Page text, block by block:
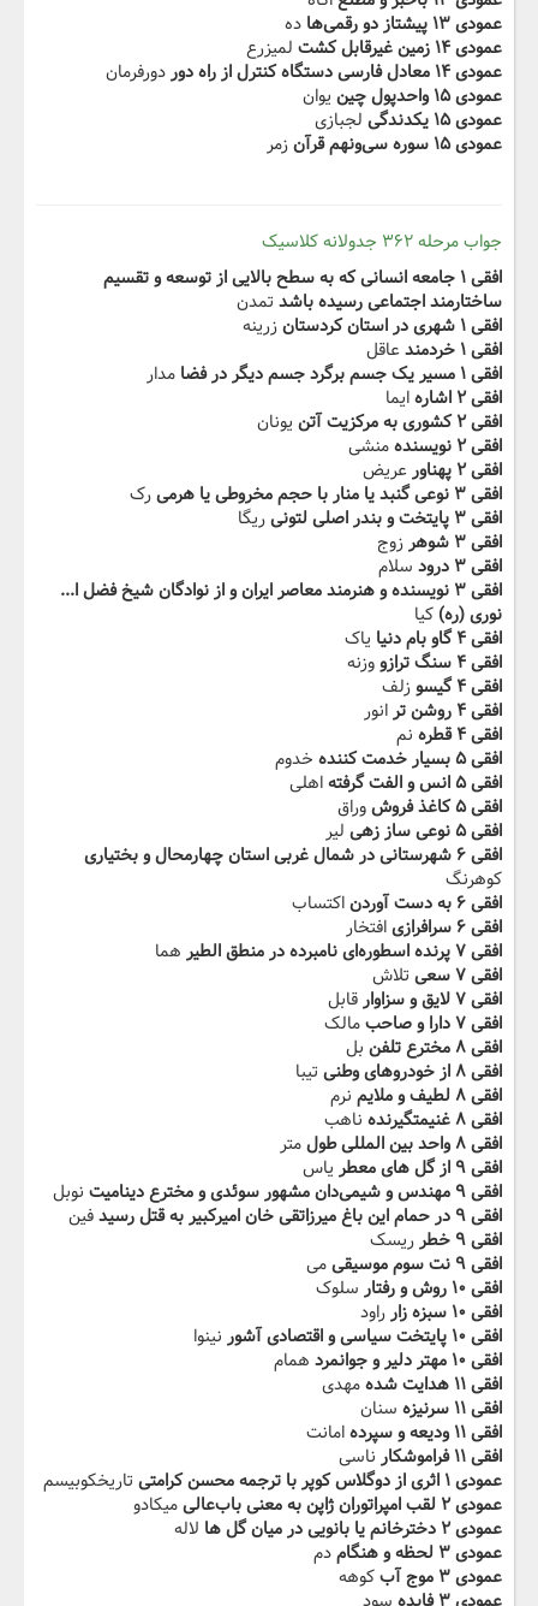
عمودی ۱۳ پیشتاز دو رقمى‌ها‬‫
ده
عمودی ۱۴ زمین غیرقابل کشت
لمیزرع
عمودی ۱۴ معادل فارسى دستگاه‬‫ کنترل از راه دور
دورفرمان
عمودی ۱۵ واحدپول چین
یوان
عمودی ۱۵ یکدندگى
لجبازی
عمودی ۱۵ ‬‫سوره سى‌ونهم قرآن
زمر
جواب مرحله ۳۶۲ جدولانه کلاسیک
ساختارمند اجتماعی رسیده باشد تمدن
افقی ۱ شهری در استان کردستان‬‫
زرینه
افقی ۱ خردمند
عاقل
افقی ۱ مسیر یک جسم برگرد جسم دیگر در فضا
مدار
افقی ۲ اشاره
ایما
افقی ۲ ‬‫کشوری به مرکزیت آتن
یونان
افقی ۲ نویسنده
منشی
افقی ۲ پهناور
عریض
افقی ۳ نوعی گنبد یا منار‬‫ با حجم مخروطی یا هرمی
رک
افقی ۳ پایتخت و بندر اصلی لتونی
ریگا
افقی ۳ شوهر
زوج
افقی ۳ ‬‫درود
سلام
نوری (ره) کیا
افقی ۴ گاو بام دنیا
یاک
افقی ۴ سنگ ترازو
وزنه
افقی ۴ گیسو
زلف
افقی ۴ روشن تر
انور
افقی ۴ قطره
نم
افقی ۵ بسیار خدمت کننده
خدوم
افقی ۵ انس و الفت گرفته
اهلی
افقی ۵ کاغذ فروش
وراق
افقی ۵ نوعی‬‫ ساز زهی
لیر
افقی ۶ شهرستانی در شمال غربی استان چهارمحال و‬‫ بختیاری
کوهرنگ
افقی ۶ به دست آوردن
اکتساب
افقی ۶ سرافرازی
افتخار
افقی ۷ پرنده اسطوره‌ای ‬‫نامبرده در منطق الطیر
هما
افقی ۷ سعی
تلاش
افقی ۷ لایق و سزاوار
قابل
افقی ۷ دارا و صاحب
مالک
افقی ۸ مخترع تلفن
بل
افقی ۸ از خودروهای وطنی
تیبا
افقی ۸ لطیف و ملایم
نرم
افقی ۸ غنیمت‬‫گیرنده
ناهب
افقی ۸ واحد بین المللی طول
متر
افقی ۹ از گل های معطر
یاس
افقی ۹ مهندس‬‫ و شیمی‌دان مشهور سوئدی و مخترع دینامیت
نوبل
افقی ۹ در حمام این باغ‬‫ میرزاتقی خان امیرکبیر به قتل رسید
فین
افقی ۹ خطر
ریسک
افقی ۹ نت سوم موسیقی
می
افقی ۱۰ روش و رفتار
سلوک
افقی ۱۰ سبزه زار
راود
افقی ۱۰ پایتخت سیاسی و اقتصادی‬‫ آشور
نینوا
افقی ۱۰ مهتر دلیر و جوانمرد
همام
افقی ۱۱ هدایت شده
مهدی
افقی ۱۱ سرنیزه
سنان
افقی ۱۱ ودیعه‬ ‫و سپرده
امانت
افقی ۱۱ فراموشکار
ناسی
عمودی ۱ اثری از دوگلاس کوپر با ترجمه محسن کرامتی
تاریخکوبیسم
عمودی ۲ ‬‫لقب امپراتوران ژاپن به معنی باب‌عالی
میکادو
عمودی ۲ دخترخانم یا بانویی در میان ‬‫گل ها
لاله
عمودی ۳ لحظه و هنگام
دم
عمودی ۳ موج آب
کوهه